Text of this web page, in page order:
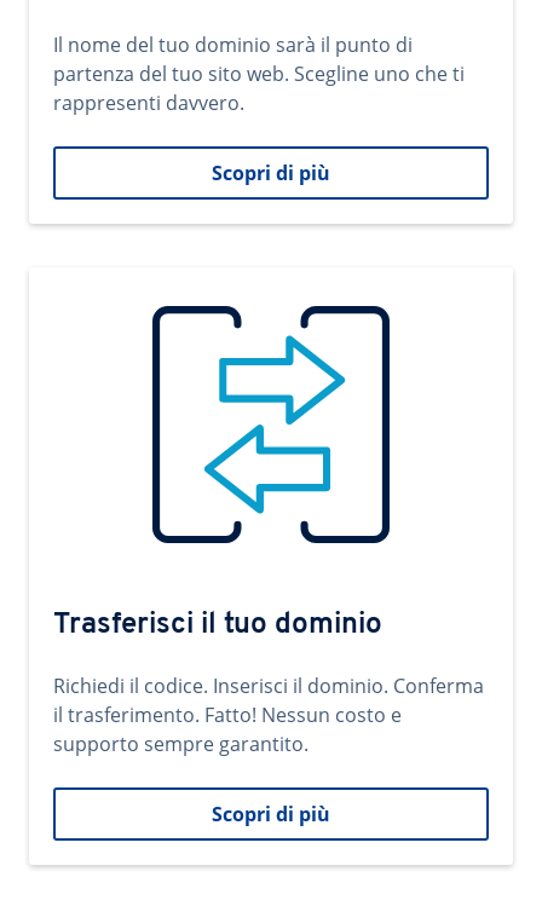
Il nome del tuo dominio sarà il punto di
partenza del tuo sito web. Scegline uno che ti
rappresenti davvero.
Scopri di più
Trasferisci il tuo dominio
Richiedi il codice. Inserisci il dominio. Conferma
il trasferimento. Fatto! Nessun costo e
supporto sempre garantito.
Scopri di più